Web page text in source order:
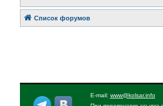
Список форумов
E-mail: www@kolsar.info